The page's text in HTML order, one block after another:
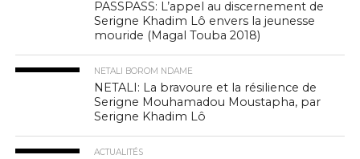
PASSPASS: L’appel au discernement de
Serigne Khadim Lô envers la jeunesse
mouride (Magal Touba 2018)
NETALI BOROM NDAME
NETALI: La bravoure et la résilience de
Serigne Mouhamadou Moustapha, par
Serigne Khadim Lô
ACTUALITÉS